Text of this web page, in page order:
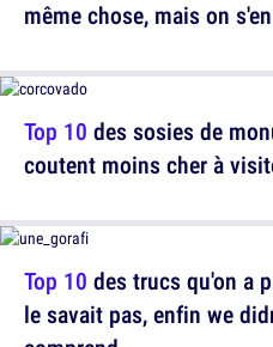
Top 10 des sosies de
coutent moins cher à
même chose, mais on
Top 10 des trucs qu'on a
le savait pas, enfin we